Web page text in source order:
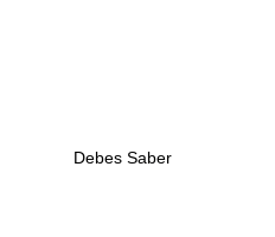
Debes Saber